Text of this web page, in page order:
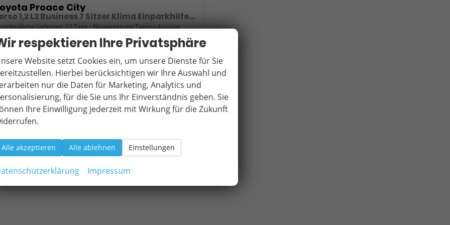
Proace City
Verso 1,2 L2 Business 7 Sitzer Klima Einparkhilfe Apple Tempomat DAB 10 Zoll Display Regensensor
Lieferzeit: 10 Tage Neuwagen mit Tageszulassung
17895 Getriebe Schalt. 6-Gang
Benzin Außenfarbe Silber Atomic metallic
81 kW (110 PS) Kilometerstand 10 km
13.05.2026
€
19% MwSt.
Wir rufen Sie anFahrzeugexposé (PDF)
Fahrzeug parken
kombiniert:
2
2-Emissionen: 152,00 g/km
respektieren Ihre Privatsphäre
Website setzt Cookies ein, um unsere Dienste für Sie
Hierbei berücksichtigen wir Ihre Auswahl und
nur die Daten für Marketing, Analytics und
für die Sie uns Ihr Einverständnis geben. Sie
Ihre Einwilligung jederzeit mit Wirkung für die Zukunft
Alle akzeptieren Alle ablehnen Einstellungen
Impressum